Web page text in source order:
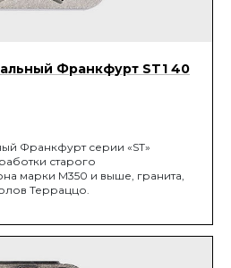
Франкфурт ST1 40
Франкфурт серии «ST»
старого
марки М350 и выше, гранита,
Терраццо.